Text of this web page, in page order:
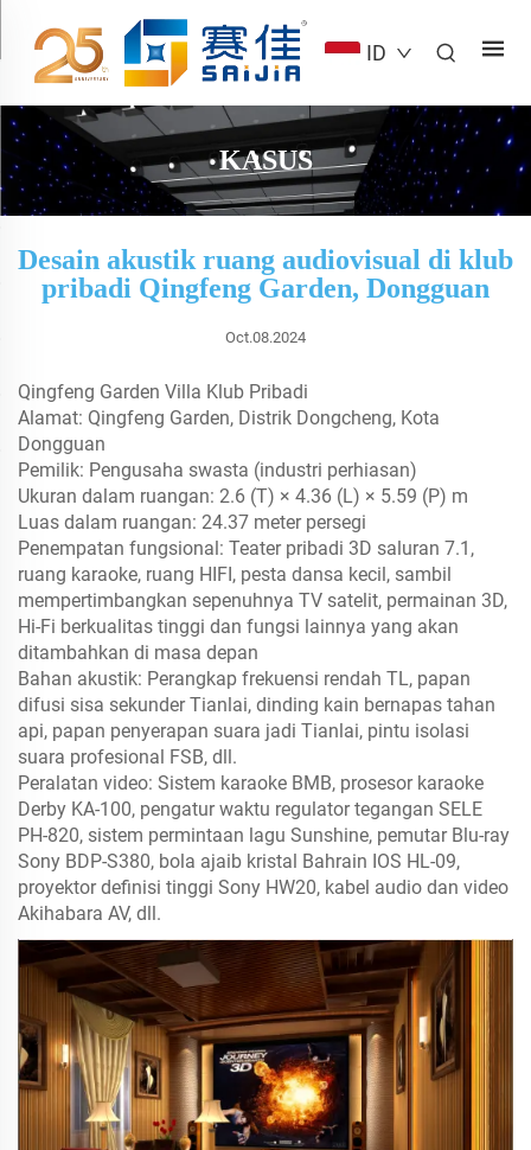
ID
KASUS
Desain akustik ruang audiovisual di klub
pribadi Qingfeng Garden, Dongguan
Oct.08.2024
Qingfeng Garden Villa Klub Pribadi
Alamat: Qingfeng Garden, Distrik Dongcheng, Kota
Dongguan
Pemilik: Pengusaha swasta (industri perhiasan)
Ukuran dalam ruangan: 2.6 (T) × 4.36 (L) × 5.59 (P) m
Luas dalam ruangan: 24.37 meter persegi
Penempatan fungsional: Teater pribadi 3D saluran 7.1,
ruang karaoke, ruang HIFI, pesta dansa kecil, sambil
mempertimbangkan sepenuhnya TV satelit, permainan 3D,
Hi-Fi berkualitas tinggi dan fungsi lainnya yang akan
ditambahkan di masa depan
Bahan akustik: Perangkap frekuensi rendah TL, papan
difusi sisa sekunder Tianlai, dinding kain bernapas tahan
api, papan penyerapan suara jadi Tianlai, pintu isolasi
suara profesional FSB, dll.
Peralatan video: Sistem karaoke BMB, prosesor karaoke
Derby KA-100, pengatur waktu regulator tegangan SELE
PH-820, sistem permintaan lagu Sunshine, pemutar Blu-ray
Sony BDP-S380, bola ajaib kristal Bahrain IOS HL-09,
proyektor definisi tinggi Sony HW20, kabel audio dan video
Akihabara AV, dll.